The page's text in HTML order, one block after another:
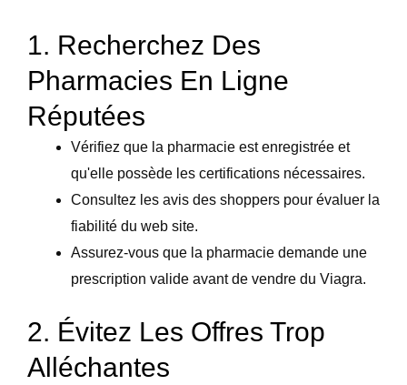
1. Recherchez Des
Pharmacies En Ligne
Réputées
Vérifiez que la pharmacie est enregistrée et
qu'elle possède les certifications nécessaires.
Consultez les avis des shoppers pour évaluer la
fiabilité du web site.
Assurez-vous que la pharmacie demande une
prescription valide avant de vendre du Viagra.
2. Évitez Les Offres Trop
Alléchantes